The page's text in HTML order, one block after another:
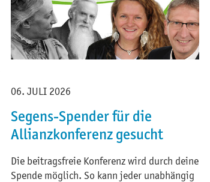
06. JULI 2026
Segens-Spender für die
Allianzkonferenz gesucht
Die beitragsfreie Konferenz wird durch deine
Spende möglich. So kann jeder unabhängig